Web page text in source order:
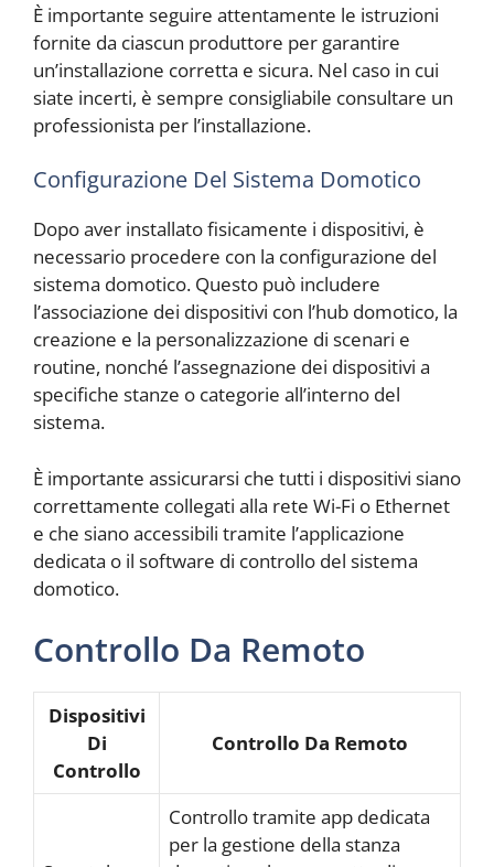
È importante seguire attentamente le istruzioni
fornite da ciascun produttore per garantire
un’installazione corretta e sicura. Nel caso in cui
siate incerti, è sempre consigliabile consultare un
professionista per l’installazione.
Configurazione Del Sistema Domotico
Dopo aver installato fisicamente i dispositivi, è
necessario procedere con la configurazione del
sistema domotico. Questo può includere
l’associazione dei dispositivi con l’hub domotico, la
creazione e la personalizzazione di scenari e
routine, nonché l’assegnazione dei dispositivi a
specifiche stanze o categorie all’interno del
sistema.
È importante assicurarsi che tutti i dispositivi siano
correttamente collegati alla rete Wi-Fi o Ethernet
e che siano accessibili tramite l’applicazione
dedicata o il software di controllo del sistema
domotico.
Controllo Da Remoto
Dispositivi
Di
Controllo
Controllo Da Remoto
Controllo tramite app dedicata
per la gestione della stanza